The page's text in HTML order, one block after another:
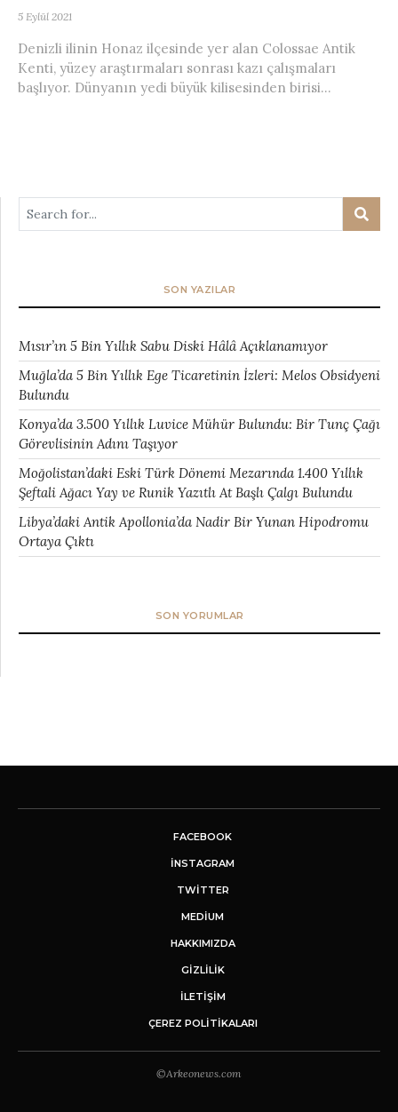
5 Eylül 2021
Denizli ilinin Honaz ilçesinde yer alan Colossae Antik
Kenti, yüzey araştırmaları sonrası kazı çalışmaları
başlıyor. Dünyanın yedi büyük kilisesinden birisi...
SON YAZILAR
Mısır’ın 5 Bin Yıllık Sabu Diski Hâlâ Açıklanamıyor
Muğla’da 5 Bin Yıllık Ege Ticaretinin İzleri: Melos Obsidyeni
Bulundu
Konya’da 3.500 Yıllık Luvice Mühür Bulundu: Bir Tunç Çağı
Görevlisinin Adını Taşıyor
Moğolistan’daki Eski Türk Dönemi Mezarında 1.400 Yıllık
Şeftali Ağacı Yay ve Runik Yazıtlı At Başlı Çalgı Bulundu
Libya’daki Antik Apollonia’da Nadir Bir Yunan Hipodromu
Ortaya Çıktı
SON YORUMLAR
FACEBOOK
INSTAGRAM
TWITTER
MEDIUM
HAKKIMIZDA
GİZLİLİK
İLETIŞIM
ÇEREZ POLITIKALARI
©Arkeonews.com